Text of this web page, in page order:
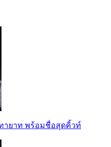
ายาท พร้อมชื่อสุดคิ้วท์